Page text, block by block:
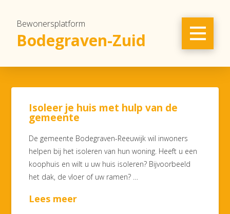
Bewonersplatform
Bodegraven-Zuid
Isoleer je huis met hulp van de
gemeente
De gemeente Bodegraven-Reeuwijk wil inwoners
helpen bij het isoleren van hun woning. Heeft u een
koophuis en wilt u uw huis isoleren? Bijvoorbeeld
het dak, de vloer of uw ramen? …
Lees meer